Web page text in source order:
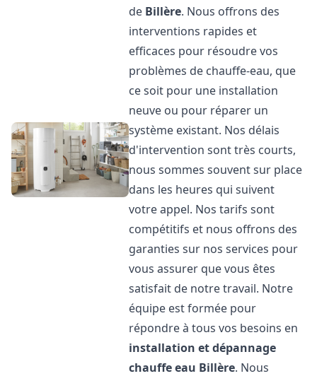
de Billère. Nous offrons des
interventions rapides et
efficaces pour résoudre vos
problèmes de chauffe-eau, que
ce soit pour une installation
neuve ou pour réparer un
système existant. Nos délais
d'intervention sont très courts,
nous sommes souvent sur place
dans les heures qui suivent
votre appel. Nos tarifs sont
compétitifs et nous offrons des
garanties sur nos services pour
vous assurer que vous êtes
satisfait de notre travail. Notre
équipe est formée pour
répondre à tous vos besoins en
installation et dépannage
chauffe eau Billère. Nous